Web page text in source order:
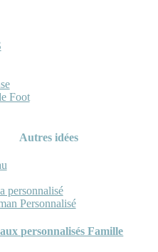
Foot
Autres idées
personnalisé
Personnalisé
personnalisés Famille